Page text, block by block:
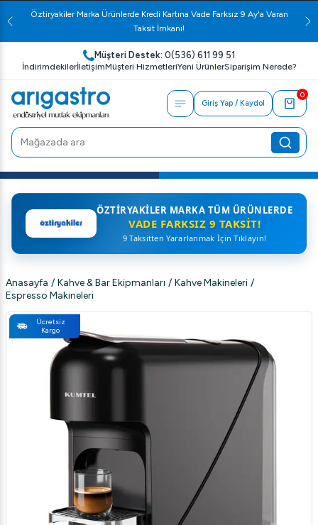
Öztiryakiler Marka Ürünlerde Kredi Kartına Vade Farksız 9 Ay'a Varan
Taksit İmkanı!
Müşteri Destek: 0(536) 611 99 51
İndirimdekilerİletişimMüşteri HizmetleriYeni ÜrünlerSiparişim Nerede?
Giriş Yap / Kaydol
0
ÖZTIRYAKILER MARKA TÜM ÜRÜNLERDE
VADE FARKSIZ 9 TAKSIT!
9 Taksitten Yararlanmak İçin Tıklayın!
Anasayfa / Kahve & Bar Ekipmanları / Kahve Makineleri /
Espresso Makineleri
Ücretsiz
Kargo